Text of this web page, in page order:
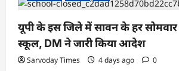
यूपी के इस जिले में सावन के हर
स्कूल, DM ने जारी किया आदेश
Sarvoday Times 4 days ago 0